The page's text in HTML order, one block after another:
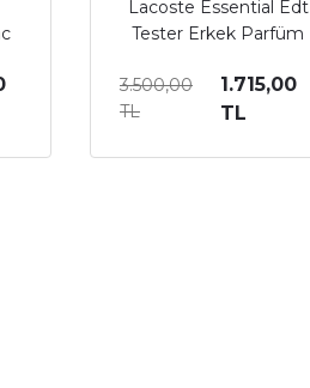
Lacoste Essential Edt
Tester Erkek Parfüm
3.500,00
TL
1.715,00
TL